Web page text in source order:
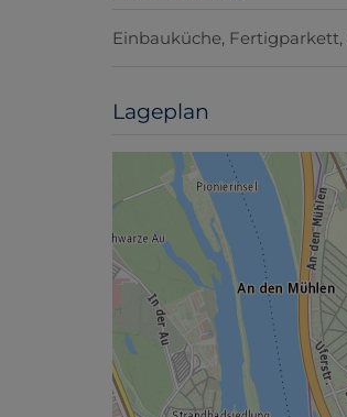
Einbauküche Fertigparkett
Lageplan